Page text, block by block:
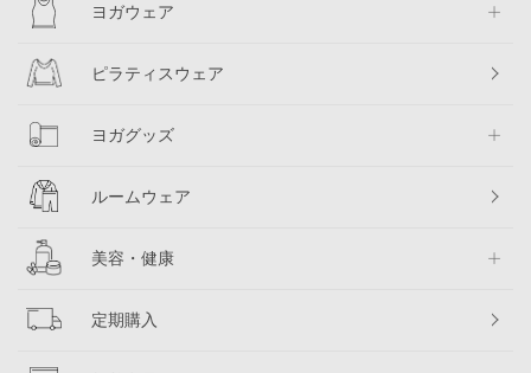
ヨガウェア
ピラティスウェア
ヨガグッズ
ルームウェア
美容・健康
定期購入